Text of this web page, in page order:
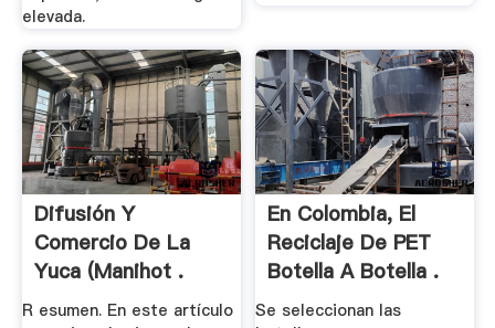
elevada.
Difusión Y
Comercio De La
Yuca (Manihot .
R esumen. En este artículo
En Colombia, El
Reciclaje De PET
Botella A Botella .
Se seleccionan las